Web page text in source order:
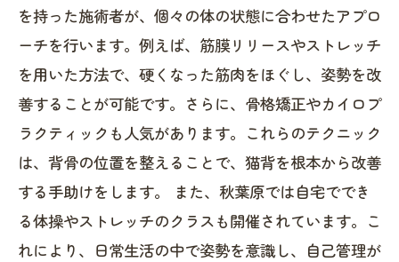
を持った施術者が、個々の体の状態に合わせたアプロ
ーチを行います。例えば、筋膜リリースやストレッチ
を用いた方法で、硬くなった筋肉をほぐし、姿勢を改
善することが可能です。さらに、骨格矯正やカイロプ
ラクティックも人気があります。これらのテクニック
は、背骨の位置を整えることで、猫背を根本から改善
する手助けをします。 また、秋葉原では自宅ででき
る体操やストレッチのクラスも開催されています。こ
れにより、日常生活の中で姿勢を意識し、自己管理が